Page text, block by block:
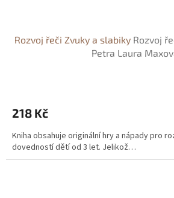
Rozvoj řeči Zvuky a slabiky Rozvoj
Petra Laura
218 Kč
Kniha obsahuje originální hry a nápady pro
dovedností dětí od 3 let. Jelikož…